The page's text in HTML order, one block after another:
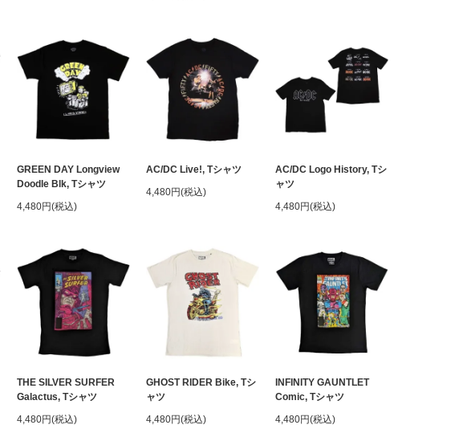
GREEN DAY Longview
Doodle Blk, Tシャツ
4,480円(税込)
AC/DC Live!, Tシャツ
4,480円(税込)
AC/DC Logo History, Tシ
ャツ
4,480円(税込)
THE SILVER SURFER
Galactus, Tシャツ
4,480円(税込)
GHOST RIDER Bike, Tシ
ャツ
4,480円(税込)
INFINITY GAUNTLET
Comic, Tシャツ
4,480円(税込)